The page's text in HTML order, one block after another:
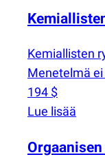
Kemiallisten
Menetelmä
194 $
Lue lisää